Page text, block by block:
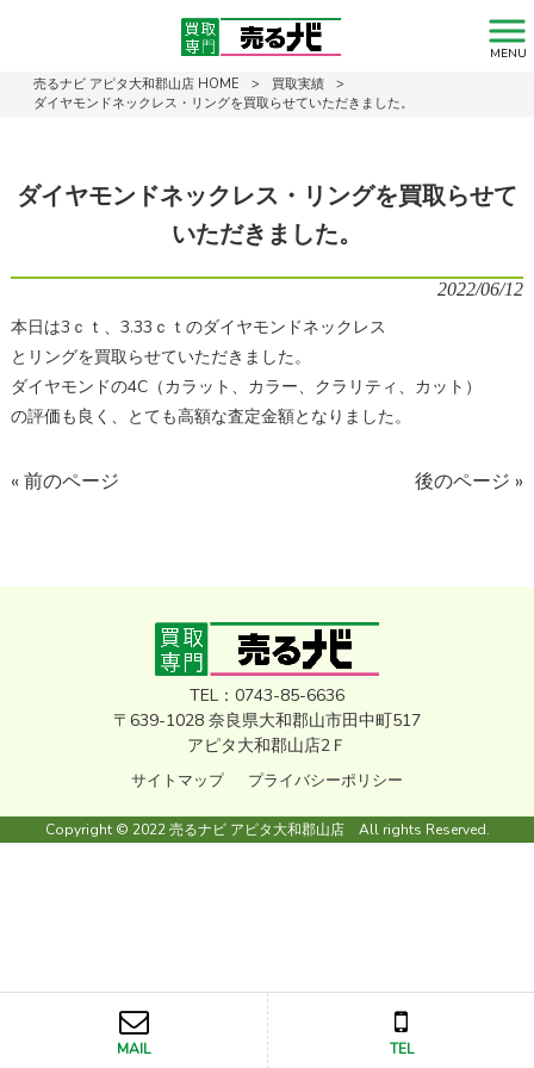
MENU
売るナビ アピタ大和郡山店 HOME > 買取実績
>
ダイヤモンドネックレス・リングを買取らせていただきました。
ダイヤモンドネックレス・リングを買取らせて
いただきました。
2022/06/12
本日は3ｃｔ、3.33ｃｔのダイヤモンドネックレス
とリングを買取らせていただきました。
ダイヤモンドの4C（カラット、カラー、クラリティ、カット）
の評価も良く、とても高額な査定金額となりました。
« 前のページ 後のページ »
TEL：0743-85-6636
〒639-1028 奈良県大和郡山市田中町517
アピタ大和郡山店2Ｆ
サイトマップ プライバシーポリシー
Copyright © 2022 売るナビ アピタ大和郡山店 All rights Reserved.
MAIL TEL